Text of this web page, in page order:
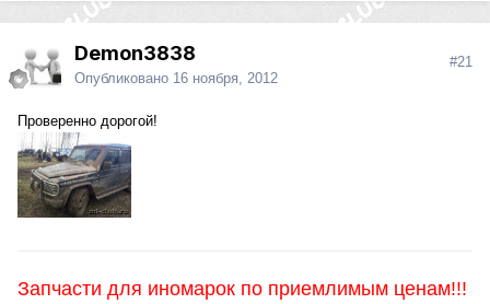
Demon3838
Опубликовано 16 ноября, 2012
#21
Проверенно дорогой!
Запчасти для иномарок по приемлимым ценам!!!